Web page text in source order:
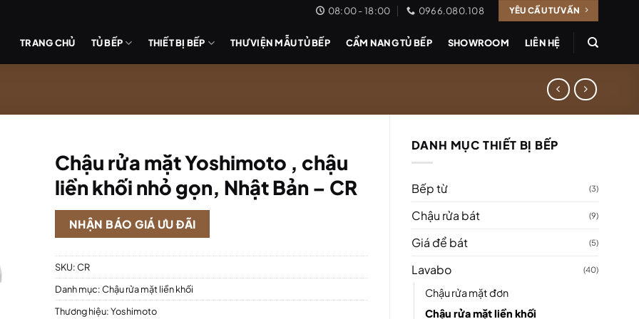
08:00 - 18:00 0966.080.108 YÊU CẦU TƯ VẤN
TRANG CHỦ TỦ BẾP THIẾT BỊ BẾP THƯ VIỆN MẪU TỦ BẾP CẨM NANG TỦ BẾP SHOWROOM LIÊN HỆ
DANH MỤC THIẾT BỊ BẾP
Bếp từ (3)
Chậu rửa bát (9)
Giá để bát (5)
Lavabo (40)
Chậu rửa mặt đơn
Chậu rửa mặt liền khối
Chậu rửa mặt Yoshimoto , chậu
liền khối nhỏ gọn, Nhật Bản – CR
NHẬN BÁO GIÁ ƯU ĐÃI
SKU:CR
Danh mục:Chậu rửa mặt liền khối
Thương hiệu:Yoshimoto